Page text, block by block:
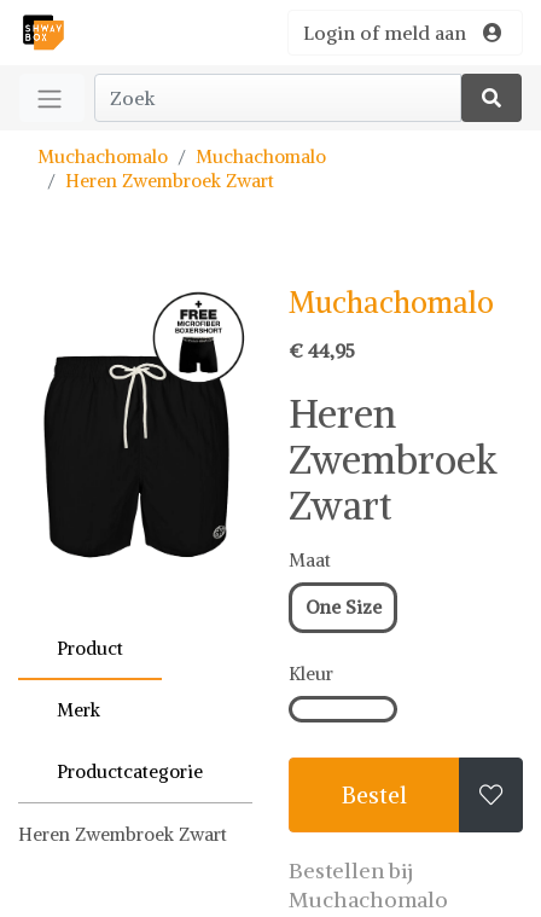
Login of meld aan
Muchachomalo
Muchachomalo
Heren Zwembroek Zwart
Product
Merk
Productcategorie
Heren Zwembroek Zwart
Muchachomalo
€ 44,95
Heren
Zwembroek
Zwart
Maat
One Size
Kleur
Bestel 
Bestellen bij
Muchachomalo